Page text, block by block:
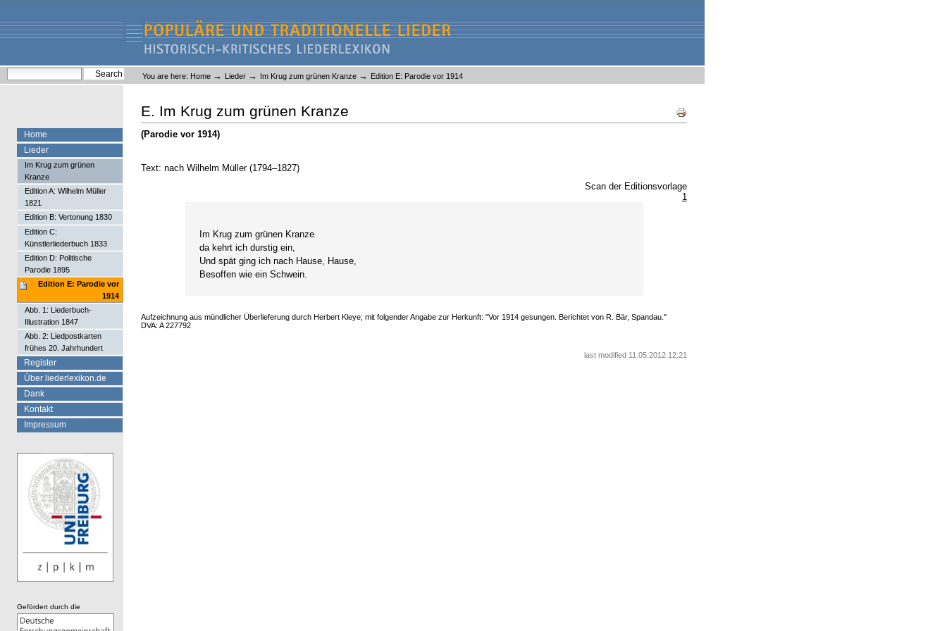
content.
navigation
Liederlexikon
Personal
tools
You are here: Home → Lieder → Im Krug zum grünen Kranze → Edition E: Parodie vor 1914
Document
Actions
E. Im Krug zum grünen Kranze
(Parodie vor 1914)
Text: nach Wilhelm Müller (1794–1827)
Scan der Editionsvorlage
1
Im Krug zum grünen Kranze
da kehrt ich durstig ein,
Und spät ging ich nach Hause, Hause,
Besoffen wie ein Schwein.
Aufzeichnung aus mündlicher Überlieferung durch Herbert Kleye; mit folgender Angabe zur Herkunft: "Vor 1914 gesungen. Berichtet von R. Bär, Spandau."
DVA: A 227792
last modified 11.05.2012 12:21
Home
Lieder
Im Krug zum grünen
Kranze
Edition A: Wilhelm Müller
1821
Edition B: Vertonung 1830
Edition C:
Künstlerliederbuch 1833
Edition D: Politische
Parodie 1895
Edition E: Parodie vor
1914
Abb. 1: Liederbuch-
Illustration 1847
Abb. 2: Liedpostkarten
frühes 20. Jahrhundert
Register
Über liederlexikon.de
Dank
Kontakt
Impressum
Gefördert durch die